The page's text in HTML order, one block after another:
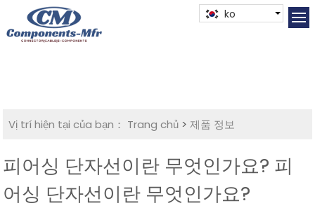
ko
Vị trí hiện tại của bạn： Trang chủ >제품 정보
피어싱 단자선이란 무엇인가요? 피
어싱 단자선이란 무엇인가요?